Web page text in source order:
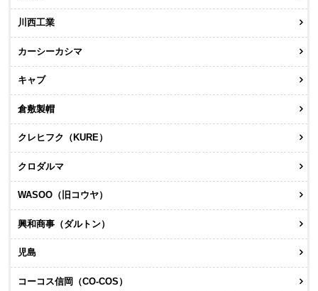
川西工業
カーシーカシマ
キャブ
倉敷製帽
クレヒフク（KURE）
クロダルマ
WASOO（旧コウヤ）
興和商事（ダルトン）
児島
コーコス信岡（CO-COS）